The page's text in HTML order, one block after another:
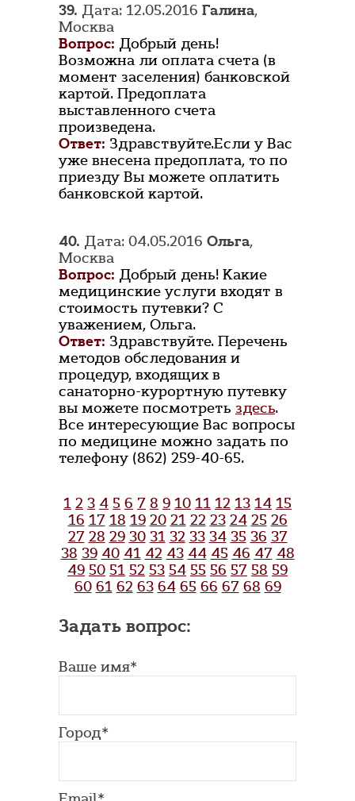
39. Дата: 12.05.2016 Галина,
Москва
Вопрос: Добрый день!
Возможна ли оплата счета (в
момент заселения) банковской
картой. Предоплата
выставленного счета
произведена.
Ответ: Здравствуйте.Если у Вас
уже внесена предоплата, то по
приезду Вы можете оплатить
банковской картой.
40. Дата: 04.05.2016 Ольга,
Москва
Вопрос: Добрый день! Какие
медицинские услуги входят в
стоимость путевки? С
уважением, Ольга.
Ответ: Здравствуйте. Перечень
методов обследования и
процедур, входящих в
санаторно-курортную путевку
вы можете посмотреть здесь.
Все интересующие Вас вопросы
по медицине можно задать по
телефону (862) 259-40-65.
1 2 3 4 5 6 7 8 9 10 11 12 13 14 15
16 17 18 19 20 21 22 23 24 25 26
27 28 29 30 31 32 33 34 35 36 37
38 39 40 41 42 43 44 45 46 47 48
49 50 51 52 53 54 55 56 57 58 59
60 61 62 63 64 65 66 67 68 69
Задать вопрос:
Ваше имя*
Город*